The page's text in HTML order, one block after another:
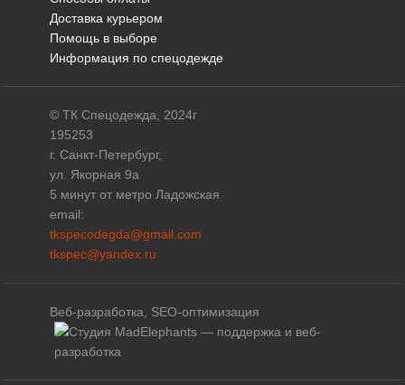
Доставка курьером
Помощь в выборе
Информация по спецодежде
© ТК Спецодежда, 2024г
195253
г. Санкт-Петербург,
ул. Якорная 9а
5 минут от метро Ладожская
email:
tkspecodegda@gmail.com
tkspec@yandex.ru
Веб-разработка, SEO-оптимизация